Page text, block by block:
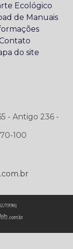
Ecológico
de Manuais
do site
- Antigo 236 -
100
1998)